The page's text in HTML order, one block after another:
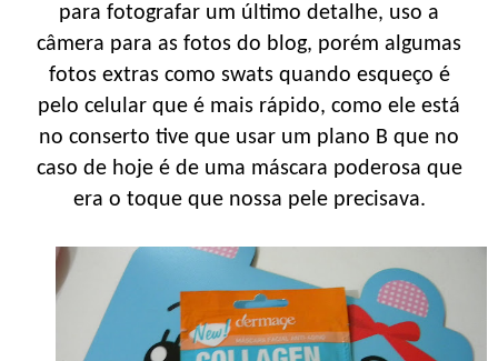
para fotografar um último detalhe, uso a
câmera para as fotos do blog, porém algumas
fotos extras como swats quando esqueço é
pelo celular que é mais rápido, como ele está
no conserto tive que usar um plano B que no
caso de hoje é de uma máscara poderosa que
era o toque que nossa pele precisava.